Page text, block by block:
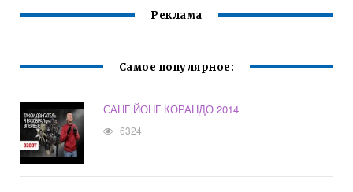
Реклама
Самое популярное:
САНГ ЙОНГ КОРАНДО 2014
6324